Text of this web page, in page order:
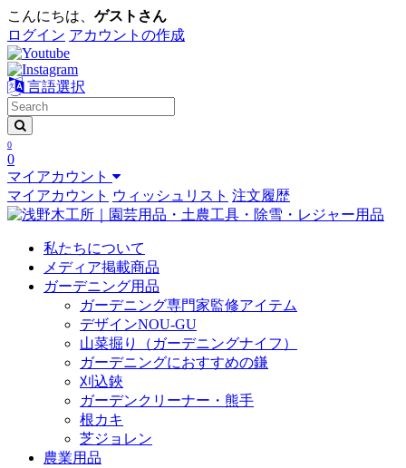
こんにちは、 ゲストさん
ログイン アカウントの作成
言語選択
0
0
マイアカウント
マイアカウント ウィッシュリスト 注文履歴
私たちについて
メディア掲載商品
ガーデニング用品
ガーデニング専門家監修アイテム
デザインNOU-GU
山菜掘り（ガーデニングナイフ）
ガーデニングにおすすめの鎌
刈込鋏
ガーデンクリーナー・熊手
根カキ
芝ジョレン
農業用品